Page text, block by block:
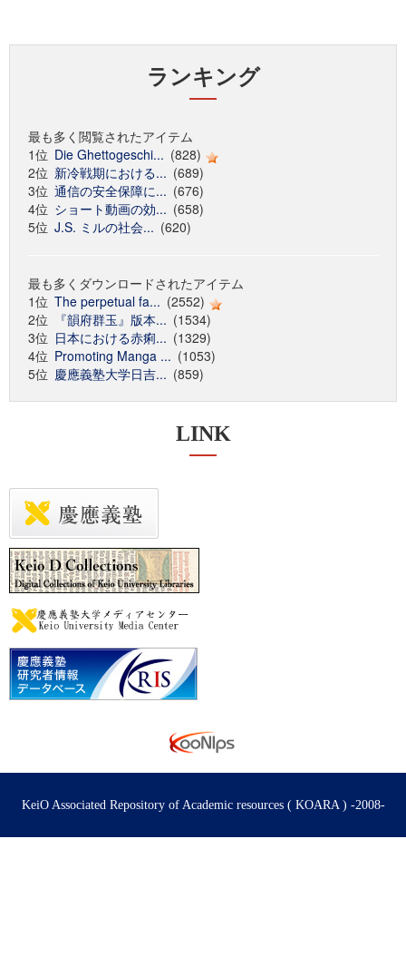
ランキング
最も多く閲覧されたアイテム
1位 Die Ghettogeschi... (828)
2位 新冷戦期における... (689)
3位 通信の安全保障に... (676)
4位 ショート動画の効... (658)
5位 J.S. ミルの社会... (620)
最も多くダウンロードされたアイテム
1位 The perpetual fa... (2552)
2位
『韻府群玉』版本... (1534)
3位 日本における赤痢... (1329)
4位 Promoting Manga ... (1053)
5位 慶應義塾大学日吉... (859)
LINK
KeiO Associated Repository of Academic resources ( KOARA ) -2008-